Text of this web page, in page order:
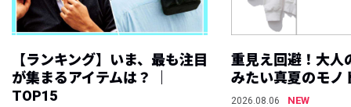
【ランキング】いま、最も注目
が集まるアイテムは？ ｜
TOP15
重見え回避！大人
みたい真夏のモノ
2026.08.06
NEW